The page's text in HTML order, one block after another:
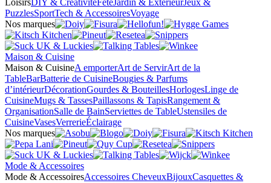
PuzzlesSportTech & AccessoiresVoyage
Nos marques
Maison & Cuisine
Maison & CuisineA emporterArt de ServirArt de la
TableBarBatterie de CuisineBougies & Parfums
d’intérieurDécorationGourdes & BouteillesHorlogesLinge de
CuisineMugs & TassesPaillassons & TapisRangement &
OrganisationSalle de BainServiettes de TableUstensiles de
CuisineVasesVerrerieÉclairage
Nos marques
Mode & Accessoires
Mode & AccessoiresAccessoires CheveuxBijouxCasquettes &